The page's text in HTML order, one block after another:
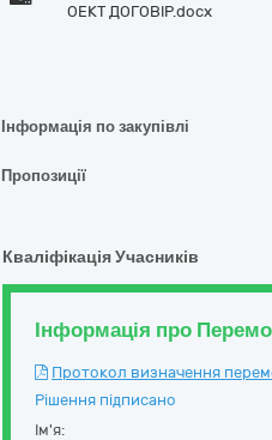
ОЕКТ ДОГОВІР.docx
Інформація по закупівлі
Пропозиції
Кваліфікація Учасників
Інформація про
Протокол визначення
Рішення підписано
Ім'я: